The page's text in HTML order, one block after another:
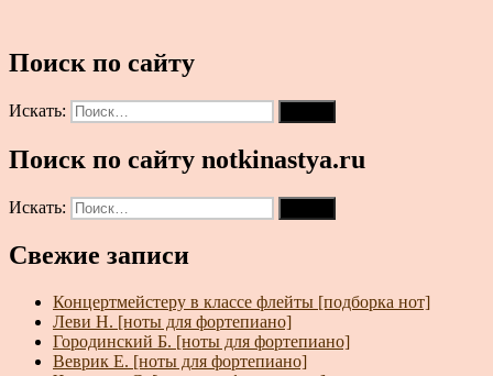
Поиск по сайту
Искать:
Поиск по сайту notkinastya.ru
Искать:
Свежие записи
Концертмейстеру в классе флейты [подборка нот]
Леви Н. [ноты для фортепиано]
Городинский Б. [ноты для фортепиано]
Веврик Е. [ноты для фортепиано]